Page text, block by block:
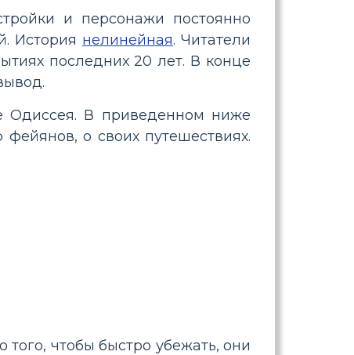
и персонажи постоянно
История нелинейная. Читатели
последних 20 лет. В конце
Одиссея. В приведенном ниже
о своих путешествиях.
чтобы быстро убежать, они